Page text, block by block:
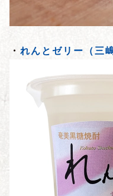
・ れんとゼリー（三